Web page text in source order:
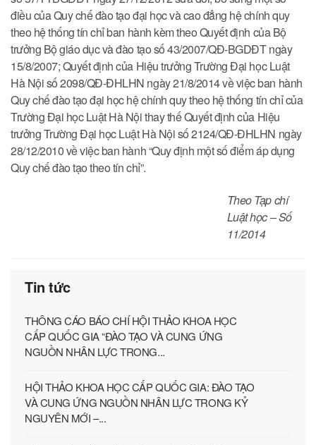
điều của Quy chế đào tạo đại học và cao đẳng hệ chính quy
theo hệ thống tín chỉ ban hành kèm theo Quyết định của Bộ
trưởng Bộ giáo dục và đào tạo số 43/2007/QĐ-BGDĐT ngày
15/8/2007; Quyết định của Hiệu trưởng Trường Đại học Luật
Hà Nội số 2098/QĐ-ĐHLHN ngày 21/8/2014 về việc ban hành
Quy chế đào tạo đại học hệ chính quy theo hệ thống tín chỉ của
Trường Đại học Luật Hà Nội thay thế Quyết định của Hiệu
trưởng Trường Đại học Luật Hà Nội số 2124/QĐ-ĐHLHN ngày
28/12/2010 về việc ban hành “Quy định một số điểm áp dụng
Quy chế đào tạo theo tín chỉ”.
Theo Tạp chí
Luật học – Số
11/2014
Tin tức
THÔNG CÁO BÁO CHÍ HỘI THẢO KHOA HỌC
CẤP QUỐC GIA “ĐÀO TẠO VÀ CUNG ỨNG
NGUỒN NHÂN LỰC TRONG...
HỘI THẢO KHOA HỌC CẤP QUỐC GIA: ĐÀO TẠO
VÀ CUNG ỨNG NGUỒN NHÂN LỰC TRONG KỶ
NGUYÊN MỚI –...